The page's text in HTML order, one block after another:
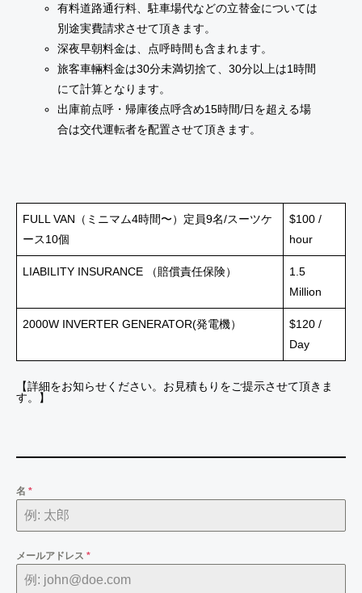
有料道路通行料、駐車場代などの立替金については
別途実費請求させて頂きます。
深夜早朝料金は、点呼時間も含まれます。
旅客車輛料金は30分未満切捨て、30分以上は1時間
にて計算となります。
出庫前点呼・帰庫後点呼含め15時間/日を超える場
合は交代運転者を配置させて頂きます。
FULL VAN（ミニマム4時間〜）定員9名/スーツケ
ース10個
$100 /
hour
LIABILITY INSURANCE （賠償責任保険）
1.5
Million
2000W INVERTER GENERATOR(発電機）
$120 /
Day
【詳細をお知らせください。お見積もりをご提示させて頂きま
す。】
名 *
メールアドレス *